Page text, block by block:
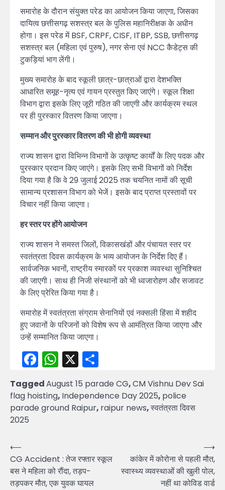
समारोह के दौरान संयुक्त परेड का आयोजन किया जाएगा, जिसका
दायित्व छत्तीसगढ़ सशस्त्र बल के पुलिस महानिरीक्षक के अधीन
होगा। इस परेड में BSF, CRPF, CISF, ITBP, SSB, छत्तीसगढ़
सशस्त्र बल (महिला एवं पुरुष), नगर सेना एवं NCC कैडेट्स की
टुकड़ियां भाग लेंगी।
मुख्य समारोह के बाद स्कूली छात्र-छात्राओं द्वारा देशभक्ति
आधारित समूह-नृत्य एवं गायन प्रस्तुत किए जाएंगे। स्कूल शिक्षा
विभाग द्वारा इसके लिए जूरी गठित की जाएगी और कार्यक्रम स्थल
पर ही पुरस्कार वितरण किया जाएगा।
सम्मान और पुरस्कार वितरण की भी होगी व्यवस्था
राज्य शासन द्वारा विभिन्न विभागों के उत्कृष्ट कार्यों के लिए पदक और
पुरस्कार प्रदान किए जाएंगे। इसके लिए सभी विभागों को निर्देश
दिया गया है कि वे 29 जुलाई 2025 तक चयनित नामों की सूची
सामान्य प्रशासन विभाग को भेजें। इसके बाद प्राप्त प्रस्तावों पर
विचार नहीं किया जाएगा।
हर स्तर पर होंगे आयोजन
राज्य शासन ने समस्त जिलों, विकासखंडों और पंचायत स्तर पर
स्वतंत्रता दिवस कार्यक्रम के भव्य आयोजन के निर्देश दिए हैं।
सार्वजनिक भवनों, राष्ट्रीय स्मारकों पर प्रकाश व्यवस्था सुनिश्चित
की जाएगी। साथ ही निजी संस्थानों को भी ध्वजारोहण और सजावट
के लिए प्रेरित किया गया है।
समारोह में स्वतंत्रता संग्राम सेनानियों एवं नक्सली हिंसा में शहीद
हुए जवानों के परिजनों को विशेष रूप से आमंत्रित किया जाएगा और
उन्हें सम्मानित किया जाएगा।
Facebook
WhatsApp
X
TaggedAugust 15 parade CG,CM Vishnu Dev Sai
flag hoisting, Independence Day 2025, police
parade ground Raipur, raipur news,स्वतंत्रता दिवस
2025
Post
navigation
⟵
CG Accident : तेज रफ्तार स्कूल
बस ने महिला को रौंदा, तड़प-
तड़पकर मौत, एक युवक घायल
कांकेर में कोरोना से पहली मौत,
स्वास्थ्य व्यवस्थाओं की खुली पोल,
नहीं था कोविड वार्ड
⟶